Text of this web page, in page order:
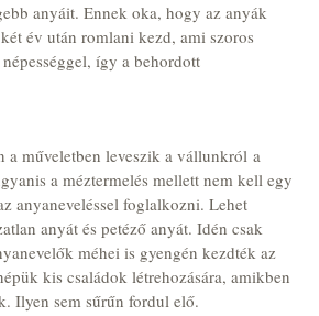
anyáit. Ennek oka, hogy az anyák
év után romlani kezd, ami szoros
így a behordott
a műveletben leveszik a vállunkról a
a méztermelés mellett nem kell egy
anyaneveléssel foglalkozni. Lehet
anyát és petéző anyát. Idén csak
méhei is gyengén kezdték az
kis családok létrehozására, amikben
Ilyen sem sűrűn fordul elő.